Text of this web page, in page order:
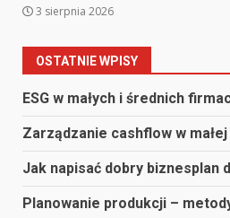
3 sierpnia 2026
OSTATNIE WPISY
ESG w małych i średnich
Zarządzanie cashflow w
Jak napisać dobry biznesplan
Planowanie produkcji –